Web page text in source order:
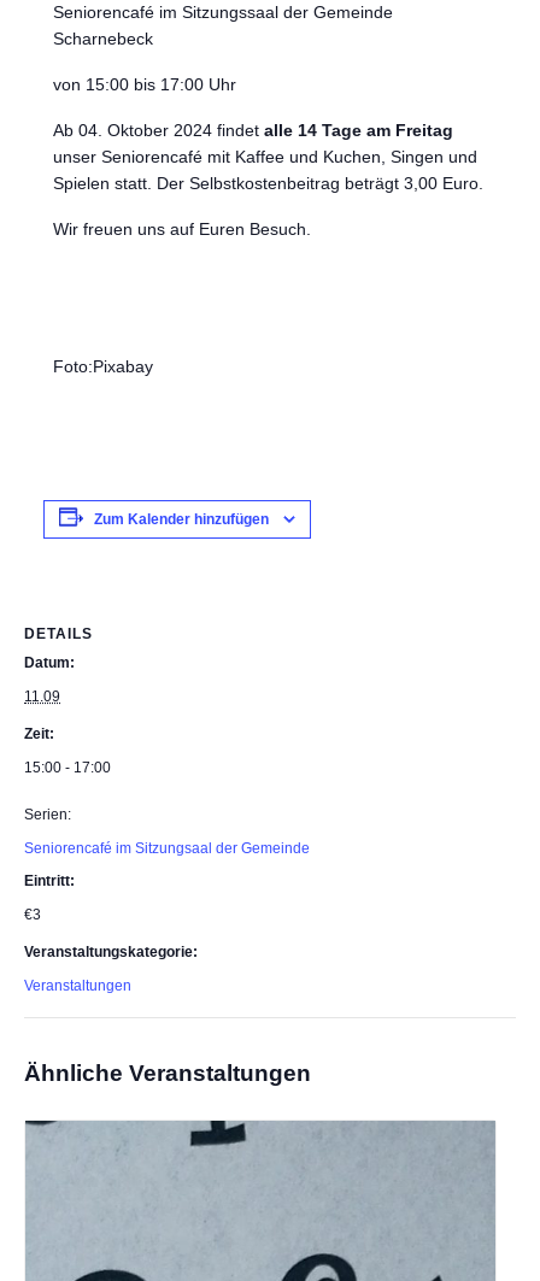
Seniorencafé im Sitzungssaal der Gemeinde
Scharnebeck
von 15:00 bis 17:00 Uhr
Ab 04. Oktober 2024 findet alle 14 Tage am Freitag
unser Seniorencafé mit Kaffee und Kuchen, Singen und
Spielen statt. Der Selbstkostenbeitrag beträgt 3,00 Euro.
Wir freuen uns auf Euren Besuch.
Foto:Pixabay
Zum Kalender hinzufügen
DETAILS
Datum:
11.09
Zeit:
15:00 - 17:00
Serien:
Seniorencafé im Sitzungsaal der Gemeinde
Eintritt:
€3
Veranstaltungskategorie:
Veranstaltungen
Ähnliche Veranstaltungen